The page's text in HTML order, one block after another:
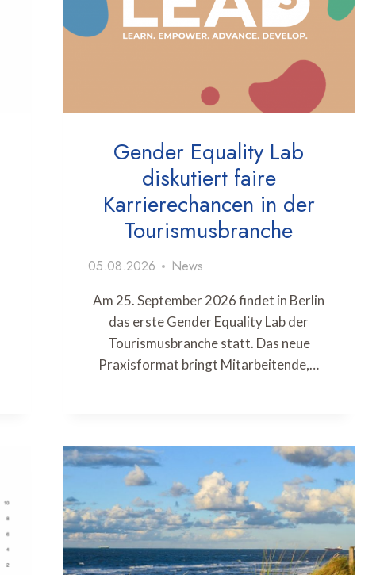
Gender Equality Lab
diskutiert faire
Karrierechancen in der
Tourismusbranche
05.08.2026 News
Am 25. September 2026 findet in Berlin
das erste Gender Equality Lab der
Tourismusbranche statt. Das neue
Praxisformat bringt Mitarbeitende,…